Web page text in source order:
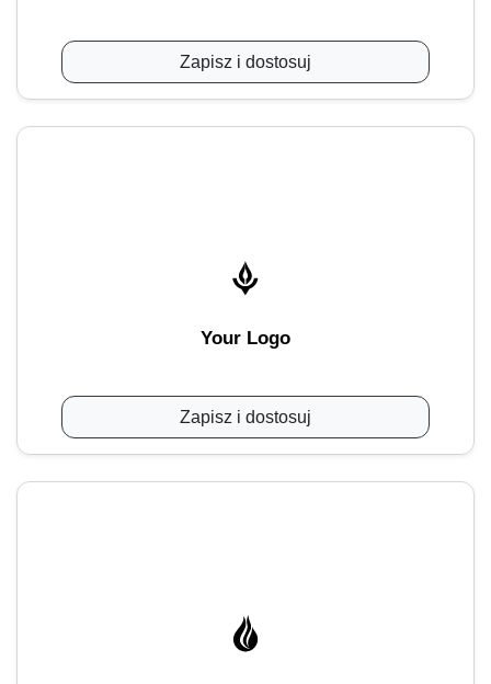
Zapisz i dostosuj
Your Logo
Zapisz i dostosuj